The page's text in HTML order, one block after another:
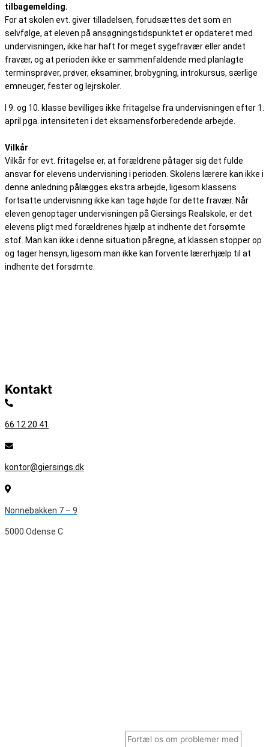
tilbagemelding.
For at skolen evt. giver tilladelsen, forudsættes det som en
selvfølge, at eleven på ansøgningstidspunktet er opdateret med
undervisningen, ikke har haft for meget sygefravær eller andet
fravær, og at perioden ikke er sammenfaldende med planlagte
terminsprøver, prøver, eksaminer, brobygning, introkursus, særlige
emneuger, fester og lejrskoler.
I 9. og 10. klasse bevilliges ikke fritagelse fra undervisningen efter 1.
april pga. intensiteten i det eksamensforberedende arbejde.
Vilkår
Vilkår for evt. fritagelse er, at forældrene påtager sig det fulde
ansvar for elevens undervisning i perioden. Skolens lærere kan ikke i
denne anledning pålægges ekstra arbejde, ligesom klassens
fortsatte undervisning ikke kan tage højde for dette fravær. Når
eleven genoptager undervisningen på Giersings Realskole, er det
elevens pligt med forældrenes hjælp at indhente det forsømte
stof. Man kan ikke i denne situation påregne, at klassen stopper op
og tager hensyn, ligesom man ikke kan forvente lærerhjælp til at
indhente det forsømte.
Kontakt
66 12 20 41
kontor@giersings.dk
Nonnebakken 7 – 9
5000 Odense C